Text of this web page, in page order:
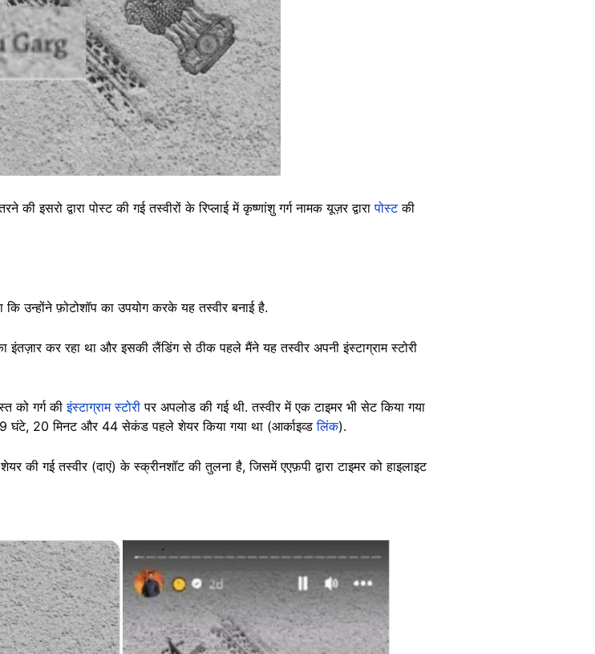
इसरो द्वारा पोस्ट की गई तस्वीरों के रिप्लाई में कृष्णांशु गर्ग नामक यूज़र द्वारापोस्टकी
कि उन्होंने फ़ोटोशॉप का उपयोग करके यह तस्वीर बनाई है.
इंतज़ार कर रहा था और इसकी लैंडिंग से ठीक पहले मैंने यह तस्वीर अपनी इंस्टाग्राम स्टोरी
को गर्ग कीइंस्टाग्राम स्टोरी पर अपलोड की गई थी. तस्वीर में एक टाइमर भी सेट किया गया
9 घंटे, 20 मिनट और 44 सेकंड पहले शेयर किया गया था (आर्काइव्डलिंक).
की गई तस्वीर (दाएं) के स्क्रीनशॉट की तुलना है, जिसमें एएफ़पी द्वारा टाइमर को हाइलाइट